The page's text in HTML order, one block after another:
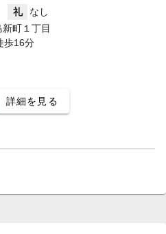
礼
なし
町１丁目
歩16分
詳細を見る